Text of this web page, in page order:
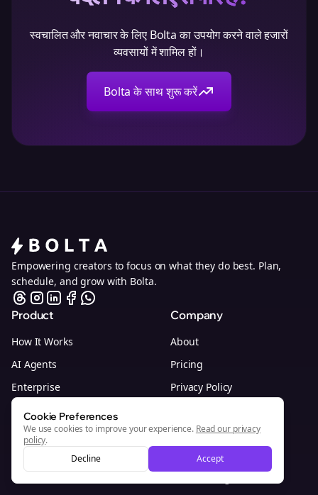
स्वचालित और नवाचार के लिए Bolta का उपयोग करने वाले हजारों
व्यवसायों में शामिल हों।
Bolta के साथ शुरू करें
Empowering creators to focus on what they do best. Plan,
schedule, and grow with Bolta.
Product
How It Works
AI Agents
Enterprise
Browser Extension
Whitelabel Program
Company
About
Pricing
Privacy Policy
Customer Support
Investor Interest
Cookie Preferences
We use cookies to improve your experience. Read our privacy
policy.
Decline
Accept